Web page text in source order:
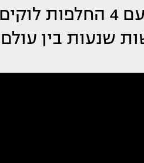
משגרתית. עם 4
שנעות בין